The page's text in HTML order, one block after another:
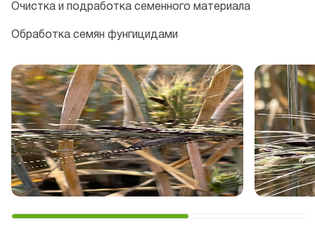
Очистка и подработка семенного материала
Обработка семян фунгицидами